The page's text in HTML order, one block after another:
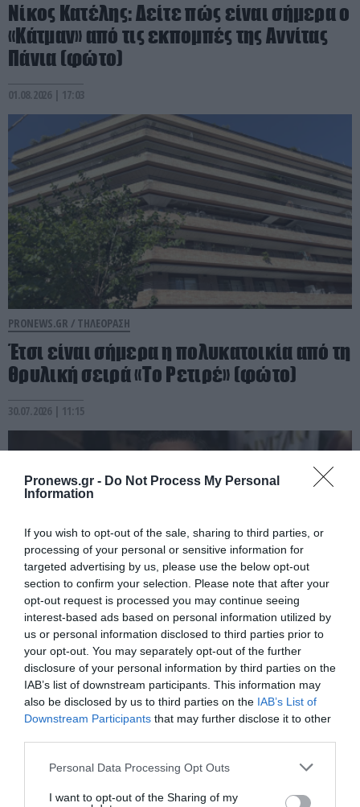
Pronews.gr - Do Not Process My Personal
Information
If you wish to opt-out of the sale, sharing to third parties, or
processing of your personal or sensitive information for
targeted advertising by us, please use the below opt-out
section to confirm your selection. Please note that after your
opt-out request is processed you may continue seeing
interest-based ads based on personal information utilized by
us or personal information disclosed to third parties prior to
your opt-out. You may separately opt-out of the further
disclosure of your personal information by third parties on the
IAB’s list of downstream participants. This information may
also be disclosed by us to third parties on the IAB’s List of
Downstream Participants that may further disclose it to other
Please note that this website/app uses one or more Google
not limited to your visit or usage behaviour. You may click to
Personal Data Processing Opt Outs
I want to opt-out of the Sharing of my
Νίκος Κατέλης: Δείτε πώς είναι σήμερα ο
«Κάτμαν» από τις εκπομπές της Αννίτας
Πάνια (φώτο)
01.08.2026 | 17:03
PRONEWS.GR / ΤΗΛΕΟΡΑΣΗ
Έτσι είναι σήμερα η πολυκατοικία από τη
θρυλική σειρά «Το Ρετιρέ» (φώτο)
30.07.2026 | 11:15
PRONEWS.GR /ΤΗΛΕΟΡΑΣΗ
«Ναταλιιιιι»: Όταν ο Θέμης Γεωργαντάς
μέθυσε στο πλατό της εκπομπής – Δεν
τον μάζευε κανείς!